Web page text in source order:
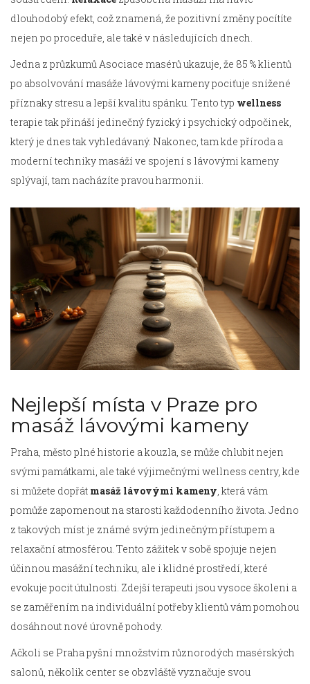
dlouhodobý efekt, což znamená, že pozitivní změny pocítíte
nejen po proceduře, ale také v následujících dnech.
Jedna z průzkumů Asociace masérů ukazuje, že 85 % klientů
po absolvování masáže lávovými kameny pociťuje snížené
příznaky stresu a lepší kvalitu spánku. Tento typ wellness
terapie tak přináší jedinečný fyzický i psychický odpočinek,
který je dnes tak vyhledávaný. Nakonec, tam kde příroda a
moderní techniky masáží ve spojení s lávovými kameny
splývají, tam nacházíte pravou harmonii.
Nejlepší místa v Praze pro
masáž lávovými kameny
Praha, město plné historie a kouzla, se může chlubit nejen
svými památkami, ale také výjimečnými wellness centry, kde
si můžete dopřát masáž lávovými kameny, která vám
pomůže zapomenout na starosti každodenního života. Jedno
z takových míst je známé svým jedinečným přístupem a
relaxační atmosférou. Tento zážitek v sobě spojuje nejen
účinnou masážní techniku, ale i klidné prostředí, které
evokuje pocit útulnosti. Zdejší terapeuti jsou vysoce školeni a
se zaměřením na individuální potřeby klientů vám pomohou
dosáhnout nové úrovně pohody.
Ačkoli se Praha pyšní množstvím různorodých masérských
salonů, několik center se obzvláště vyznačuje svou